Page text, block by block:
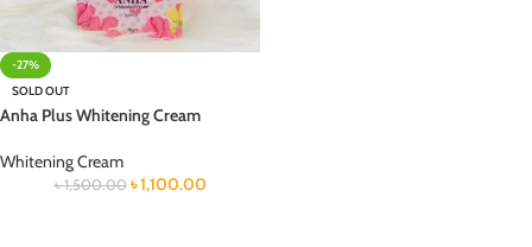
-27%
SOLD OUT
Anha Plus Whitening Cream
Whitening Cream
৳1,500.00 ৳1,100.00